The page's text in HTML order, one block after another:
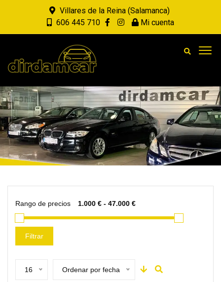
Villares de la Reina (Salamanca)
606 445 710
Mi cuenta
Rango de precios
Filtrar
16 Ordenar por fecha